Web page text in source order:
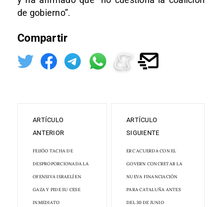
de gobierno”.
Compartir
ARTÍCULO
ANTERIOR
FEIJÓO TACHA DE
DESPROPORCIONADA LA
OFENSIVA ISRAELÍ EN
GAZA Y PIDE SU CESE
INMEDIATO
ARTÍCULO
SIGUIENTE
ERC ACUERDA CON EL
GOVERN CONCRETAR LA
NUEVA FINANCIACIÓN
PARA CATALUÑA ANTES
DEL 30 DE JUNIO